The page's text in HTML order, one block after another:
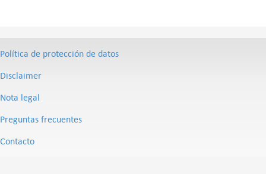
Política de protección de datos
Disclaimer
Nota legal
Preguntas frecuentes
Contacto